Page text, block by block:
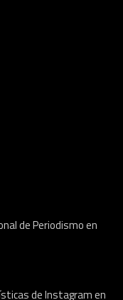
de Periodismo en
de Instagram en